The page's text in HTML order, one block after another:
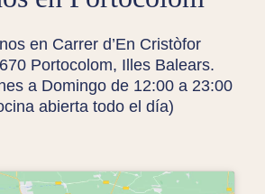
en Carrer d’En Cristòfor
Portocolom, Illes Balears.
a Domingo de 12:00 a 23:00
abierta todo el día)